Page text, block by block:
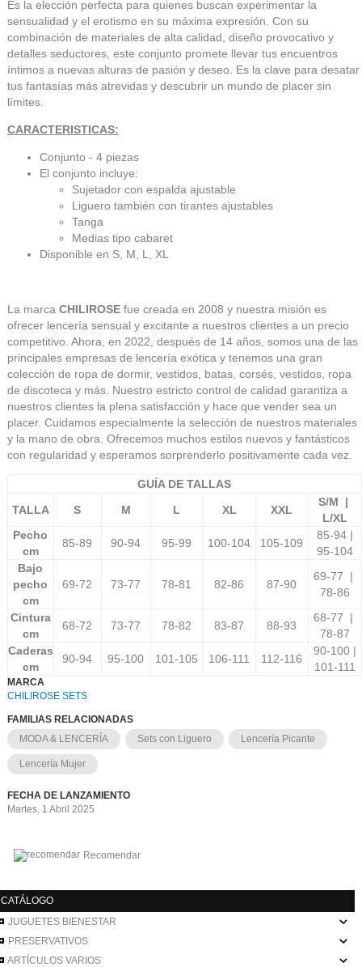
Es la elección perfecta para quienes buscan experimentar la
sensualidad y el erotismo en su máxima expresión. Con su
combinación de materiales de alta calidad, diseño provocativo y
detalles seductores, este conjunto promete llevar tus encuentros
íntimos a nuevas alturas de pasión y deseo. Es la clave para desatar
tus fantasías más atrevidas y descubrir un mundo de placer sin
límites.
CARACTERISTICAS:
Conjunto - 4 piezas
El conjunto incluye:
Sujetador con espalda ajustable
Liguero también con tirantes ajustables
Tanga
Medias tipo cabaret
Disponible en S, M, L, XL
La marca CHILIROSE fue creada en 2008 y nuestra misión es
ofrecer lencería sensual y excitante a nuestros clientes a un precio
competitivo. Ahora, en 2022, después de 14 años, somos una de las
principales empresas de lencería exótica y tenemos una gran
colección de ropa de dormir, vestidos, batas, corsés, vestidos, ropa
de discoteca y más. Nuestro estricto control de calidad garantiza a
nuestros clientes la plena satisfacción y hace que vender sea un
placer. Cuidamos especialmente la selección de nuestros materiales
y la mano de obra. Ofrecemos muchos estilos nuevos y fantásticos
con regularidad y esperamos sorprenderlo positivamente cada vez.
GUÍA DE TALLAS
TALLA
S M L XL XXL
S/M |
L/XL
Pecho
cm
85-89 90-94 95-99 100-104 105-109
85-94 |
95-104
Bajo
pecho
cm
69-72 73-77 78-81 82-86 87-90
69-77 |
78-86
Cintura
cm
68-72 73-77 78-82 83-87 88-93
68-77 |
78-87
Caderas
cm
90-94 95-100 101-105 106-111 112-116
90-100 |
101-111
MARCA
CHILIROSE SETS
FAMILIAS RELACIONADAS
MODA & LENCERÍA
Sets con Liguero Lencería Picante
Lencería Mujer
FECHA DE LANZAMIENTO
Martes, 1 Abril 2025
Recomendar
CATÁLOGO
JUGUETES BIENESTAR
PRESERVATIVOS
ARTÍCULOS VARIOS